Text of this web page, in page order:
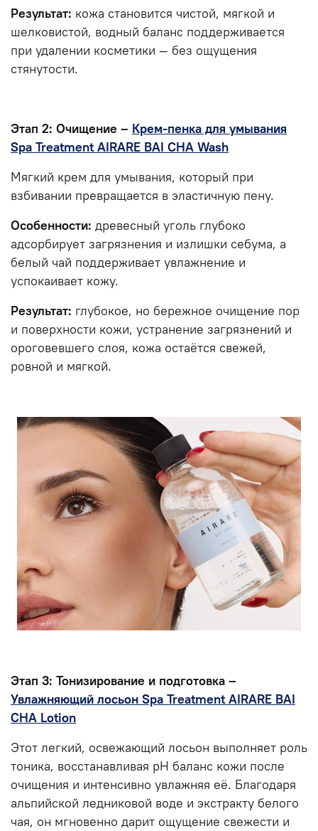
Результат: кожа становится чистой, мягкой и
шелковистой, водный баланс поддерживается
при удалении косметики — без ощущения
стянутости.
Этап 2: Очищение – Крем-пенка для умывания
Spa Treatment AIRARE BAI CHA Wash
Мягкий крем для умывания, который при
взбивании превращается в эластичную пену.
Особенности: древесный уголь глубоко
адсорбирует загрязнения и излишки себума, а
белый чай поддерживает увлажнение и
успокаивает кожу.
Результат: глубокое, но бережное очищение пор
и поверхности кожи, устранение загрязнений и
ороговевшего слоя, кожа остаётся свежей,
ровной и мягкой.
Этап 3: Тонизирование и подготовка –
Увлажняющий лосьон Spa Treatment AIRARE BAI
CHA Lotion
Этот легкий, освежающий лосьон выполняет роль
тоника, восстанавливая pH баланс кожи после
очищения и интенсивно увлажняя её. Благодаря
альпийской ледниковой воде и экстракту белого
чая, он мгновенно дарит ощущение свежести и